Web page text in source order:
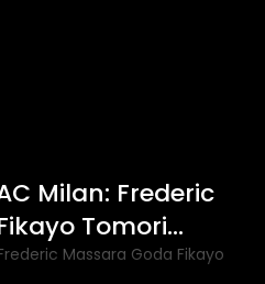
Milan: Frederic
Tomori